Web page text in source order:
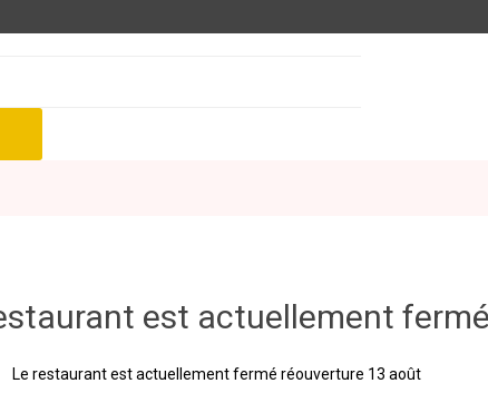
est actuellement
Le restaurant est actuellement fermé réouverture 13 août